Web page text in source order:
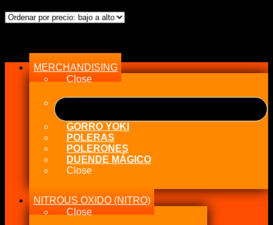
MERCHANDISING
Close
GORRO YOKI
POLERAS
POLERONES
DUENDE MÁGICO
Close
NITROUS OXIDO (NITRO)
Close